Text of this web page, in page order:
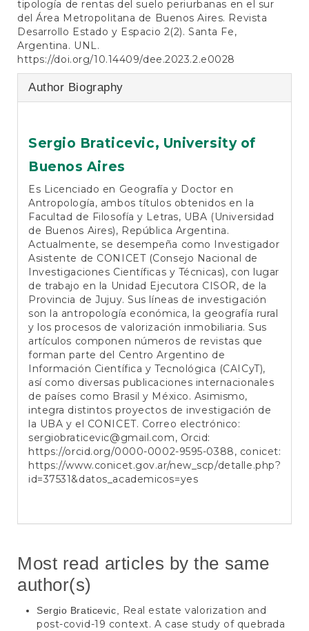
tipología de rentas del suelo periurbanas en el sur
del Área Metropolitana de Buenos Aires. Revista
Desarrollo Estado y Espacio 2(2). Santa Fe,
Argentina. UNL.
https://doi.org/10.14409/dee.2023.2.e0028
Author Biography
Sergio Braticevic, University of
Buenos Aires
Es Licenciado en Geografía y Doctor en
Antropología, ambos títulos obtenidos en la
Facultad de Filosofía y Letras, UBA (Universidad
de Buenos Aires), República Argentina.
Actualmente, se desempeña como Investigador
Asistente de CONICET (Consejo Nacional de
Investigaciones Científicas y Técnicas), con lugar
de trabajo en la Unidad Ejecutora CISOR, de la
Provincia de Jujuy. Sus líneas de investigación
son la antropología económica, la geografía rural
y los procesos de valorización inmobiliaria. Sus
artículos componen números de revistas que
forman parte del Centro Argentino de
Información Científica y Tecnológica (CAICyT),
así como diversas publicaciones internacionales
de países como Brasil y México. Asimismo,
integra distintos proyectos de investigación de
la UBA y el CONICET. Correo electrónico:
sergiobraticevic@gmail.com, Orcid:
https://orcid.org/0000-0002-9595-0388, conicet:
https://www.conicet.gov.ar/new_scp/detalle.php?
id=37531&datos_academicos=yes
Most read articles by the same
author(s)
Sergio Braticevic,
Real estate valorization and
post-covid-19 context. A case study of quebrada